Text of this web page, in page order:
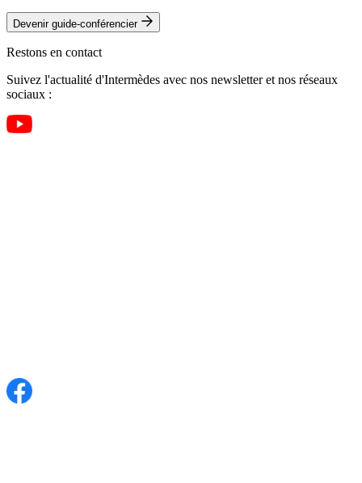
Devenir guide-conférencier
Restons en contact
Suivez l'actualité d'Intermèdes avec nos newsletter et nos réseaux
sociaux :